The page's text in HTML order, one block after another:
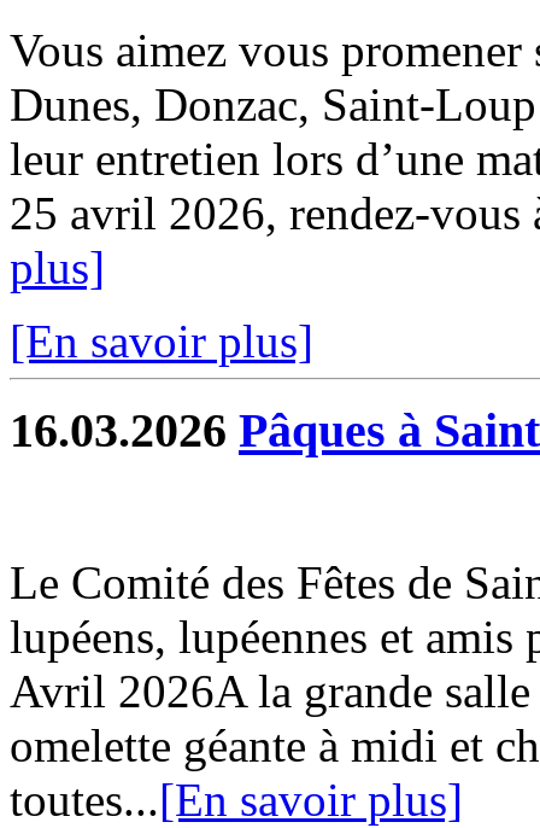
Vous aimez vous
Dunes, Donzac, Saint-
leur entretien lors d’une
25 avril 2026, rendez-vous
plus]
[En savoir plus]
16.03.2026 Pâques à
Le Comité des Fêtes de
lupéens, lupéennes et
Avril 2026A la grande
omelette géante à midi et
toutes...[En savoir plus]